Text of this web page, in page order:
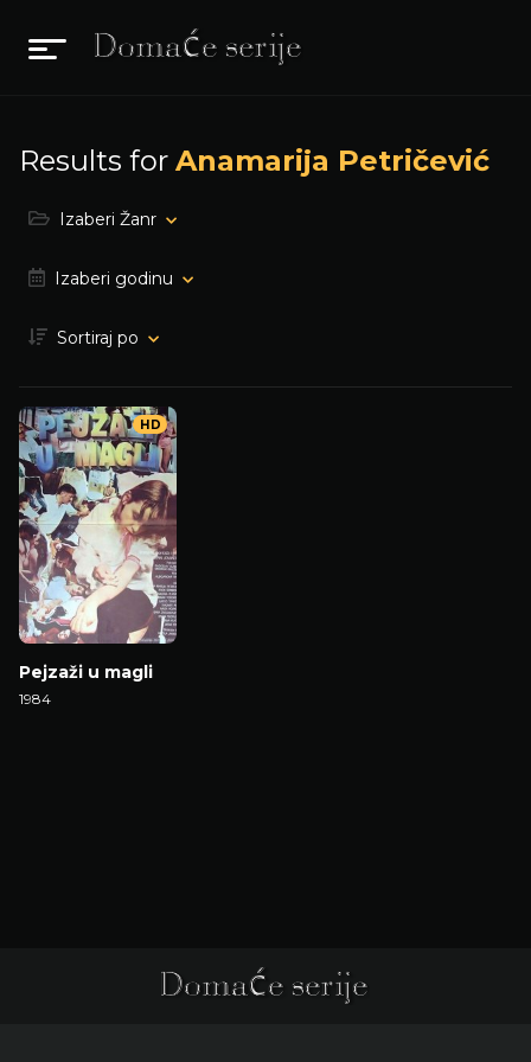
Results for Anamarija Petričević
Izaberi Žanr
Izaberi godinu
Sortiraj po
Pejzaži u magli
1984
HD